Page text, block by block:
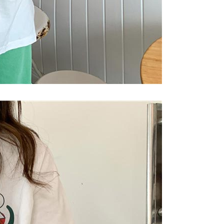
selepas pengesahan nombor telefon, pilih bilangan
diingini, tarikh akhir pembayaran, dan setelah
pembayaran, transaksi akan selesai.
sebenar, bilangan ansuran dan jumlah bayaran
halaman pengesahan transaksi seterusnya.
30 minit selepas pesanan ditubuhkan, jika tidak pergi
transaksi atau jika tidak lulus semakan, pesanan
secara automatik. Jika terdapat situasi "pindah untuk
yang tidak lulus, ini menunjukkan bahawa sistem
mencukupi, tiada penjelasan mengenai kandungan
Kaedah Pembayaran】
ansuran tidak digabungkan dalam bil telekomunikasi,
Ansuran Gogo" akan menghantar SMS peringatan
selepas tarikh penyelesaian bulanan.
SMS untuk membuka bil, anda boleh memilih untuk
"Kod bar kedai serbaneka / Kedai rasmi Taiwan
bank / Pembayaran J街口 / iPASS MONEY" dan
】
ini disediakan oleh "Taiwan Mobile Co., Ltd." untuk
pengguna membeli produk atau perkhidmatan melalui
ini semasa transaksi, dan kedai akan menyerahkan hak
oleh AFTEE, sila jangan gunakan perkhidmatan ini.